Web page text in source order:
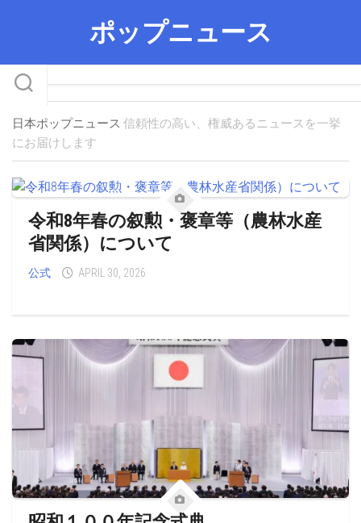
ポップニュース
日本ポップニュース 信頼性の高い、権威あるニュースを一挙
にお届けします
令和8年春の叙勲・褒章等（農林水産
省関係）について
公式 APRIL 30, 2026